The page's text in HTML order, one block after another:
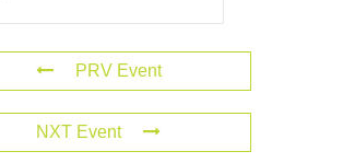
PRV Event
NXT Event